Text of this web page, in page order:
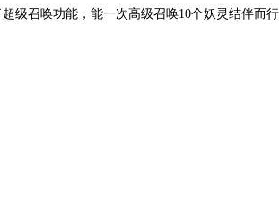
级召唤功能，能一次高级召唤10个妖灵结伴而